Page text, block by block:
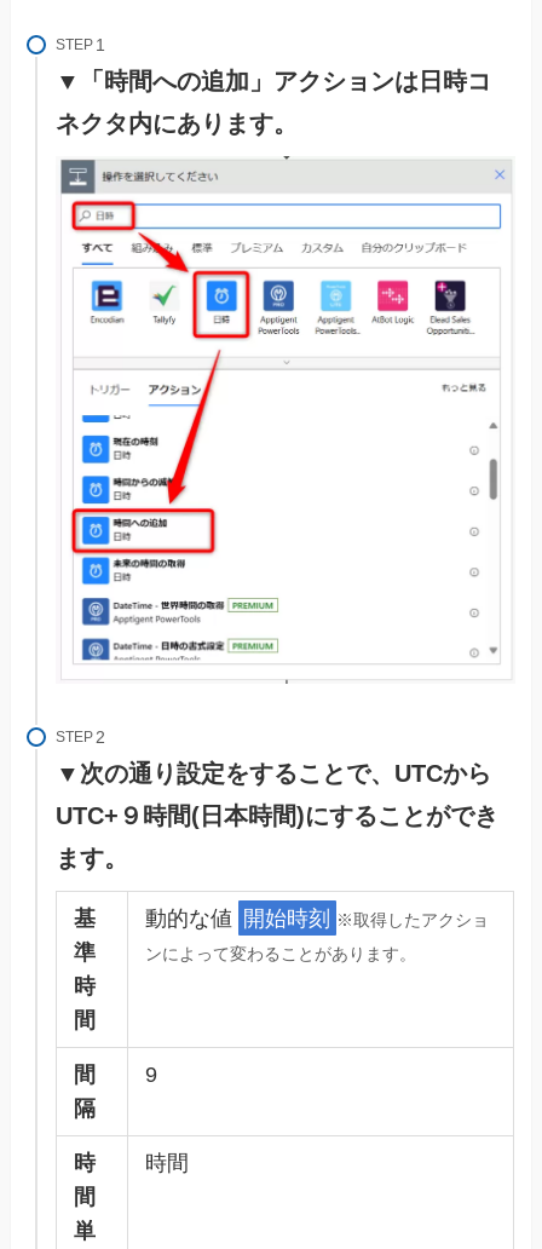
STEP
▼「時間への追加」アクションは日時コ
ネクタ内にあります。
STEP
▼次の通り設定をすることで、UTCから
UTC+９時間(日本時間)にすることができ
ます。
基
準
時
間
動的な値 開始時刻
※取得したアクショ
ンによって変わることがあります。
間
隔
9
時
間
単
時間